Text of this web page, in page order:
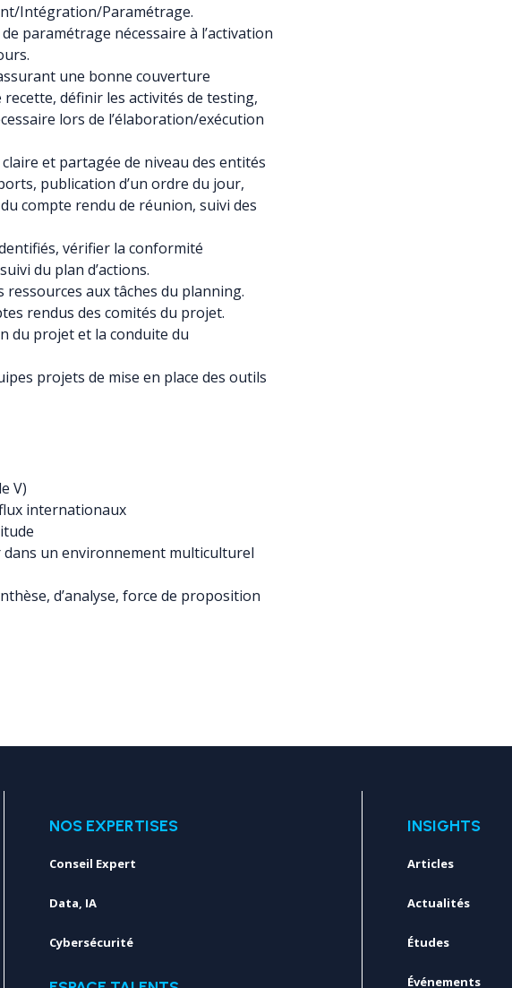
Intégration/Paramétrage.
paramétrage nécessaire à l’activation
une bonne couverture
définir les activités de testing,
lors de l’élaboration/exécution
et partagée de niveau des entités
publication d’un ordre du jour,
compte rendu de réunion, suivi des
vérifier la conformité
du plan d’actions.
ressources aux tâches du planning.
rendus des comités du projet.
du projet et la conduite du
projets de mise en place des outils
V)
internationaux
dans un environnement multiculturel
d’analyse, force de proposition
NOS EXPERTISES
Conseil Expert
Data, IA
Cybersécurité
INSIGHTS
Articles
Actualités
Études
Événements